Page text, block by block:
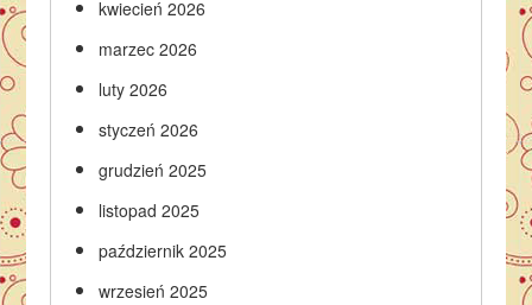
kwiecień 2026
marzec 2026
luty 2026
styczeń 2026
grudzień 2025
listopad 2025
październik 2025
wrzesień 2025